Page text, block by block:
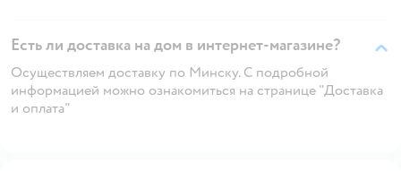
Есть ли доставка на дом в интернет-магазине?
Осуществляем доставку по Минску. С подробной
информацией можно ознакомиться на странице "Доставка
и оплата"